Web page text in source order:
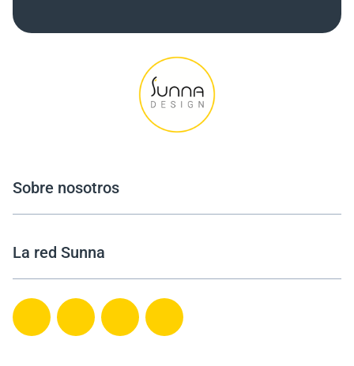
Sobre nosotros
La red Sunna